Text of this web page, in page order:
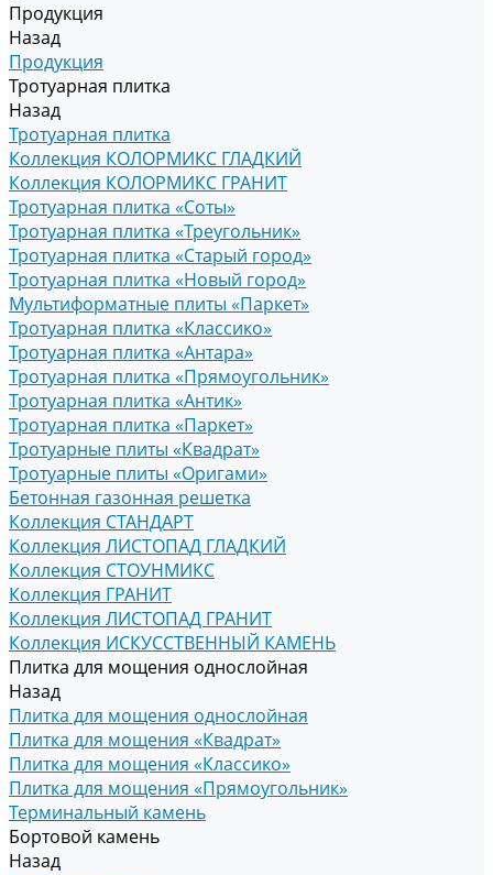
Продукция
Назад
Продукция
Тротуарная плитка
Назад
Тротуарная плитка
Коллекция КОЛОРМИКС ГЛАДКИЙ
Коллекция КОЛОРМИКС ГРАНИТ
Тротуарная плитка «Соты»
Тротуарная плитка «Треугольник»
Тротуарная плитка «Старый город»
Тротуарная плитка «Новый город»
Мультиформатные плиты «Паркет»
Тротуарная плитка «Классико»
Тротуарная плитка «Антара»
Тротуарная плитка «Прямоугольник»
Тротуарная плитка «Антик»
Тротуарная плитка «Паркет»
Тротуарные плиты «Квадрат»
Тротуарные плиты «Оригами»
Бетонная газонная решетка
Коллекция СТАНДАРТ
Коллекция ЛИСТОПАД ГЛАДКИЙ
Коллекция СТОУНМИКС
Коллекция ГРАНИТ
Коллекция ЛИСТОПАД ГРАНИТ
Коллекция ИСКУССТВЕННЫЙ КАМЕНЬ
Плитка для мощения однослойная
Назад
Плитка для мощения однослойная
Плитка для мощения «Квадрат»
Плитка для мощения «Классико»
Плитка для мощения «Прямоугольник»
Терминальный камень
Бортовой камень
Назад